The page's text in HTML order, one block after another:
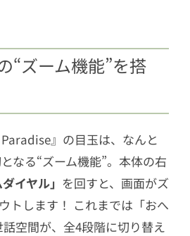
“ズーム機能”を搭
』の目玉は、なんと
なる“ズーム機能”。本体の右
イヤル」 を回すと、画面がズ
トします！ これまでは「おへ
空間が、全4段階に切り替え